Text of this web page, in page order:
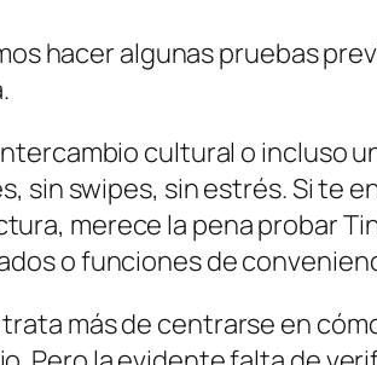
hacer algunas pruebas
cultural o incluso
sin swipes, sin estrés. Si te
merece la pena probar
o funciones de
más de centrarse en